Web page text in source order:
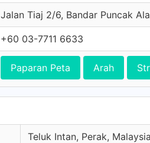
Jalan Tiaj 2/6, Bandar Puncak
+60 03-7711 6633
Paparan Peta Arah
Teluk Intan, Perak, Malaysia